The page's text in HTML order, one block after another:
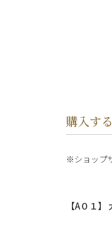
購入する
ショップ
【A０１